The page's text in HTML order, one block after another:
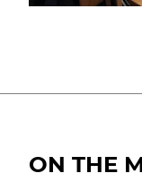
ON THE